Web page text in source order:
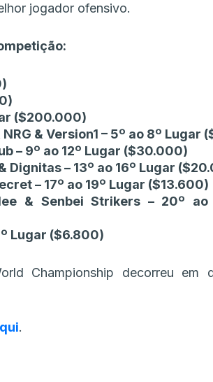
jogador ofensivo.
($200.000)
& Version1 – 5º ao 8º Lugar
– 9º ao 12º Lugar ($30.000)
Dignitas – 13º ao 16º Lugar
– 17º ao 19º Lugar ($13.600)
& Senbei Strikers – 20º ao
Lugar ($6.800)
Championship decorreu em
.